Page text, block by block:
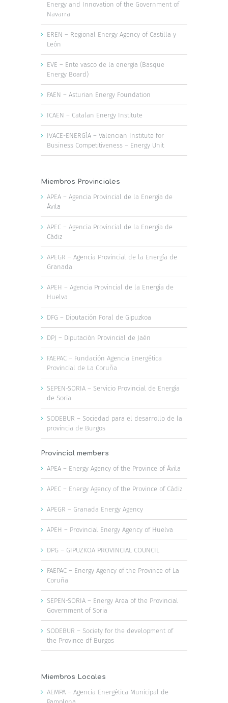
Energy and Innovation of the Government of
Navarra
EREN – Regional Energy Agency of Castilla y
León
EVE – Ente vasco de la energía (Basque
Energy Board)
FAEN – Asturian Energy Foundation
ICAEN – Catalan Energy Institute
IVACE-ENERGÍA – Valencian Institute for
Business Competitiveness – Energy Unit
Miembros Provinciales
APEA – Agencia Provincial de la Energía de
Ávila
APEC – Agencia Provincial de la Energía de
Cádiz
APEGR – Agencia Provincial de la Energía de
Granada
APEH – Agencia Provincial de la Energía de
Huelva
DFG – Diputación Foral de Gipuzkoa
DPJ – Diputación Provincial de Jaén
FAEPAC – Fundación Agencia Energética
Provincial de La Coruña
SEPEN-SORIA – Servicio Provincial de Energía
de Soria
SODEBUR – Sociedad para el desarrollo de la
provincia de Burgos
Provincial members
APEA – Energy Agency of the Province of Ávila
APEC – Energy Agency of the Province of Cádiz
APEGR – Granada Energy Agency
APEH – Provincial Energy Agency of Huelva
DPG – GIPUZKOA PROVINCIAL COUNCIL
FAEPAC – Energy Agency of the Province of La
Coruña
SEPEN-SORIA – Energy Area of the Provincial
Government of Soria
SODEBUR – Society for the development of
the Province df Burgos
Miembros Locales
AEMPA – Agencia Energética Municipal de